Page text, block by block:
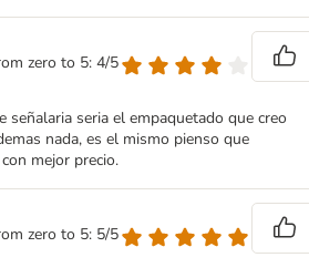
zero to 5: 4/5
señalaria seria el empaquetado que creo
nada, es el mismo pienso que
mejor precio.
zero to 5: 5/5